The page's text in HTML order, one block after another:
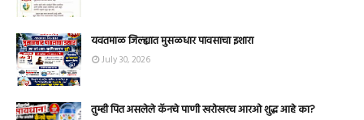
यवतमाळ जिल्ह्यात मुसळधार पावसाचा इशारा
July 30, 2026
तुम्ही पित असलेले कॅनचे पाणी खरोखरच आरओ शुद्ध आहे का?